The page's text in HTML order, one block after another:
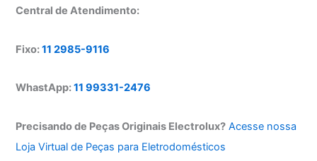
Central de Atendimento:
Fixo:11 2985-9116
WhastApp:11 99331-2476
Precisando de Peças Originais Electrolux? Acesse nossa
Loja Virtual de Peças para Eletrodomésticos